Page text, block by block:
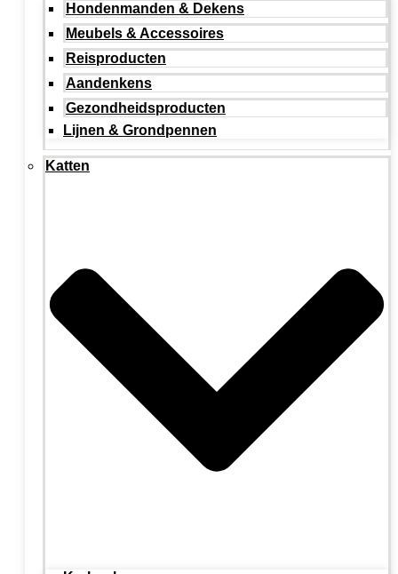
Hondenmanden & Dekens
Meubels & Accessoires
Reisproducten
Aandenkens
Gezondheidsproducten
Lijnen & Grondpennen
Katten